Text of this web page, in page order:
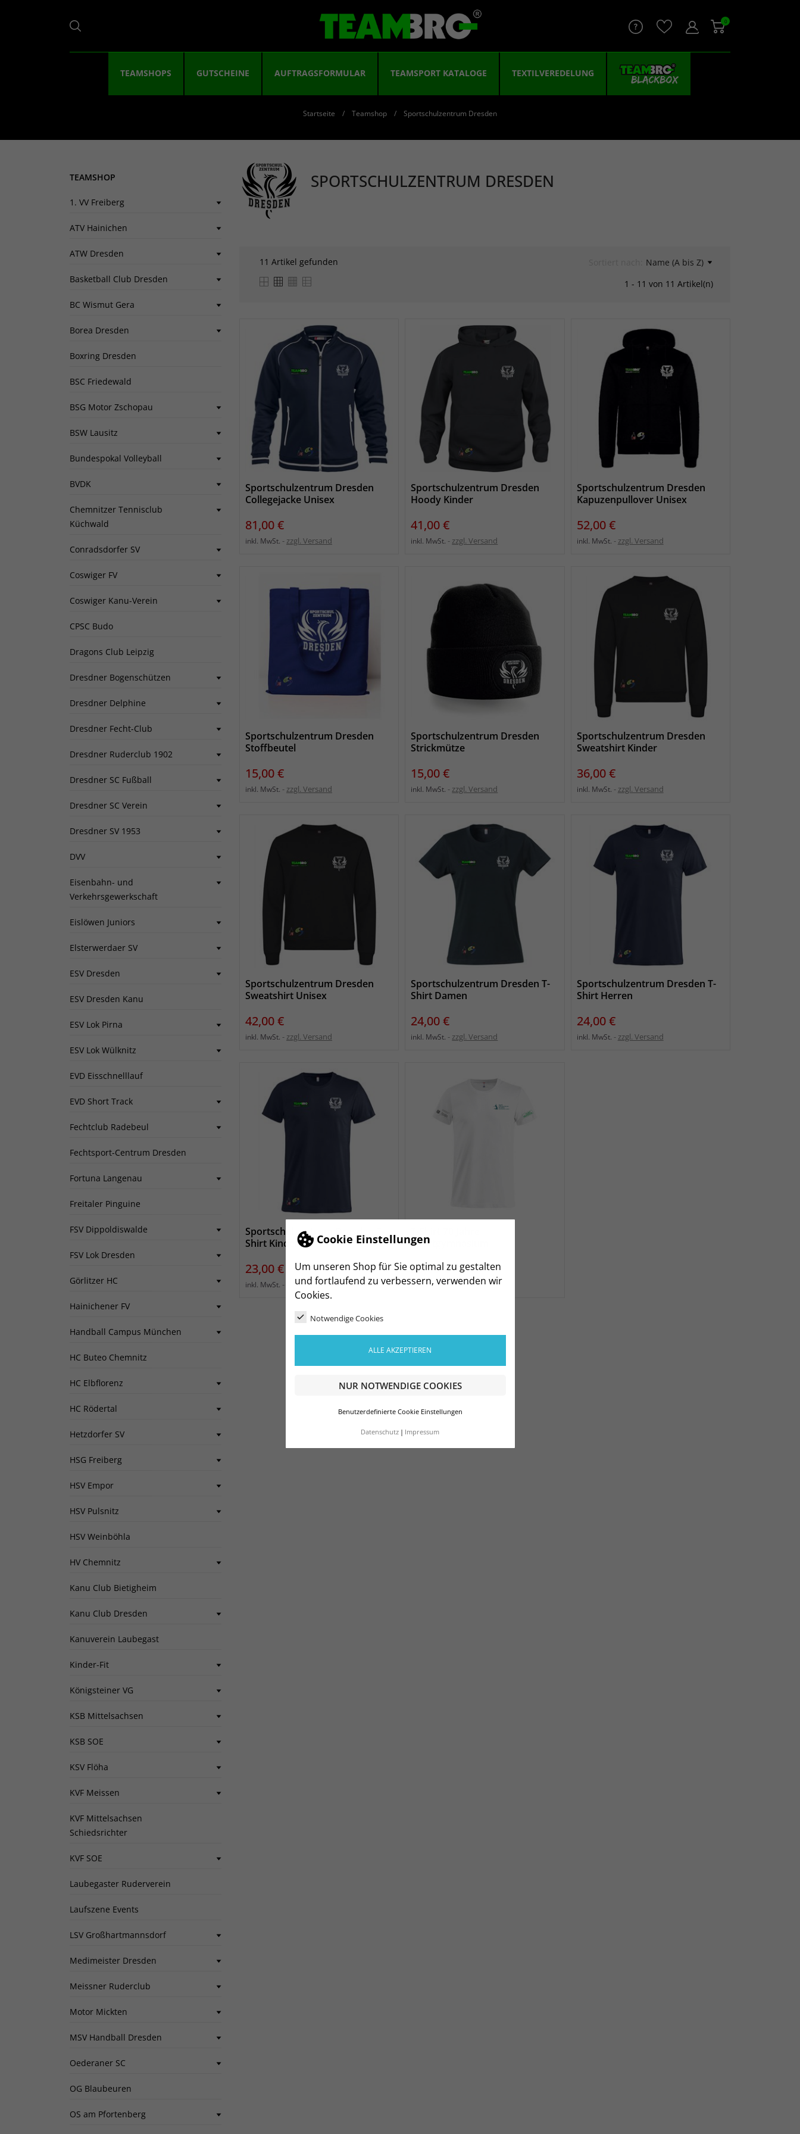
Cookie Einstellungen
Um unseren Shop für Sie optimal zu gestalten
und fortlaufend zu verbessern, verwenden wir
Cookies.
Notwendige Cookies
ALLE AKZEPTIEREN
NUR NOTWENDIGE COOKIES
Benutzerdefinierte Cookie Einstellungen
Datenschutz Impressum
0
TEAMSHOPS GUTSCHEINE AUFTRAGSFORMULAR TEAMSPORT KATALOGE TEXTILVEREDELUNG
Startseite Teamshop Sportschulzentrum Dresden
TEAMSHOP
1. VV Freiberg
ATV Hainichen
ATW Dresden
Basketball Club Dresden
BC Wismut Gera
Borea Dresden
Boxring Dresden
BSC Friedewald
BSG Motor Zschopau
BSW Lausitz
Bundespokal Volleyball
BVDK
Chemnitzer Tennisclub
Küchwald
Conradsdorfer SV
Coswiger FV
Coswiger Kanu-Verein
CPSC Budo
Dragons Club Leipzig
Dresdner Bogenschützen
Dresdner Delphine
Dresdner Fecht-Club
Dresdner Ruderclub 1902
Dresdner SC Fußball
Dresdner SC Verein
Dresdner SV 1953
DVV
Eisenbahn- und
Verkehrsgewerkschaft
Eislöwen Juniors
Elsterwerdaer SV
ESV Dresden
ESV Dresden Kanu
ESV Lok Pirna
ESV Lok Wülknitz
EVD Eisschnelllauf
EVD Short Track
Fechtclub Radebeul
Fechtsport-Centrum Dresden
Fortuna Langenau
Freitaler Pinguine
FSV Dippoldiswalde
FSV Lok Dresden
Görlitzer HC
Hainichener FV
Handball Campus München
HC Buteo Chemnitz
HC Elbflorenz
HC Rödertal
Hetzdorfer SV
HSG Freiberg
HSV Empor
HSV Pulsnitz
HSV Weinböhla
HV Chemnitz
Kanu Club Bietigheim
Kanu Club Dresden
Kanuverein Laubegast
Kinder-Fit
Königsteiner VG
KSB Mittelsachsen
KSB SOE
KSV Flöha
KVF Meissen
KVF Mittelsachsen
Schiedsrichter
KVF SOE
Laubegaster Ruderverein
Laufszene Events
LSV Großhartmannsdorf
Medimeister Dresden
Meissner Ruderclub
Motor Mickten
MSV Handball Dresden
Oederaner SC
OG Blaubeuren
OS am Pfortenberg
SPORTSCHULZENTRUM DRESDEN
11 Artikel gefunden
Name (A bis Z)
1 - 11 von 11 Artikel(n)
Sportschulzentrum Dresden
Collegejacke Unisex
Preis
81,00 €
inkl. MwSt. zzgl. Versand
Sportschulzentrum Dresden
Hoody Kinder
Preis
41,00 €
inkl. MwSt. zzgl. Versand
Sportschulzentrum Dresden
Kapuzenpullover Unisex
Preis
52,00 €
inkl. MwSt. zzgl. Versand
Sportschulzentrum Dresden
Stoffbeutel
Preis
15,00 €
inkl. MwSt. zzgl. Versand
Sportschulzentrum Dresden
Strickmütze
Preis
15,00 €
inkl. MwSt. zzgl. Versand
Sportschulzentrum Dresden
Sweatshirt Kinder
Preis
36,00 €
inkl. MwSt. zzgl. Versand
Sportschulzentrum Dresden
Sweatshirt Unisex
Preis
42,00 €
inkl. MwSt. zzgl. Versand
Sportschulzentrum Dresden T-
Shirt Damen
Preis
24,00 €
inkl. MwSt. zzgl. Versand
Sportschulzentrum Dresden T-
Shirt Herren
Preis
24,00 €
inkl. MwSt. zzgl. Versand
Sportschulzentrum Dresden T-
Shirt Kinder
Preis
23,00 €
inkl. MwSt. zzgl. Versand
Sportgymnasium
Preis
25,00 €
inkl. MwSt. zzgl. Versand